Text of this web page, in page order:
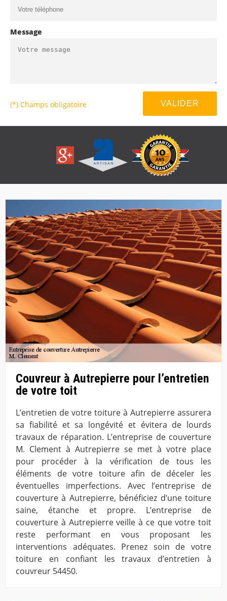
Message
(*) Champs obligatoire
Couvreur à Autrepierre pour l’entretien
de votre toit
L’entretien de votre toiture à Autrepierre assurera
sa fiabilité et sa longévité et évitera de lourds
travaux de réparation. L’entreprise de couverture
M. Clement à Autrepierre se met à votre place
pour procéder à la vérification de tous les
éléments de votre toiture afin de déceler les
éventuelles imperfections. Avec l’entreprise de
couverture à Autrepierre, bénéficiez d’une toiture
saine, étanche et propre. L’entreprise de
couverture à Autrepierre veille à ce que votre toit
reste performant en vous proposant les
interventions adéquates. Prenez soin de votre
toiture en confiant les travaux d’entretien à
couvreur 54450.